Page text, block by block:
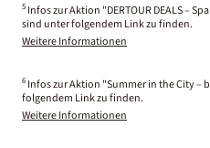
5 Infos zur Aktion "DERTOUR DEALS –
sind unter folgendem Link zu finden.
Weitere Informationen
6 Infos zur Aktion "Summer in the City –
folgendem Link zu finden.
Weitere Informationen